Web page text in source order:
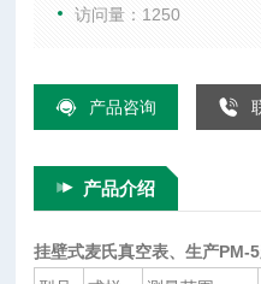
访问量：1250
产品咨询
产品介绍
挂壁式麦氏真空表、生产PM-